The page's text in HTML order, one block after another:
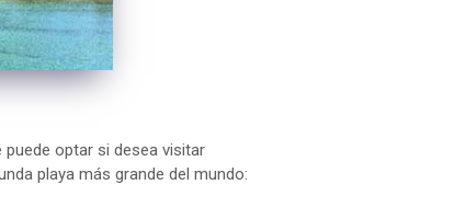
optar si desea visitar
playa más grande del mundo: